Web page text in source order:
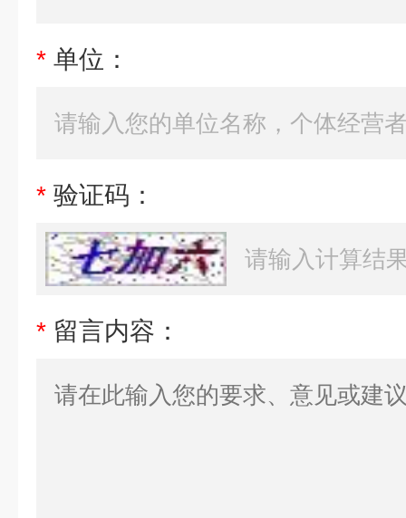
* 单位：
* 验证码：
* 留言内容：